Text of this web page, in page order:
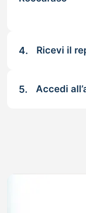
4. Ricevi il
5. Accedi